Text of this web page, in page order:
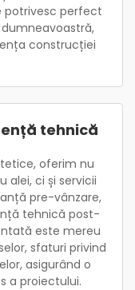
potrivesc perfect
construcției
tehnică
oferim nu
alei, ci și servicii
pre-vânzare,
tehnică post-
este mereu
sfaturi privind
asigurând o
a proiectului.